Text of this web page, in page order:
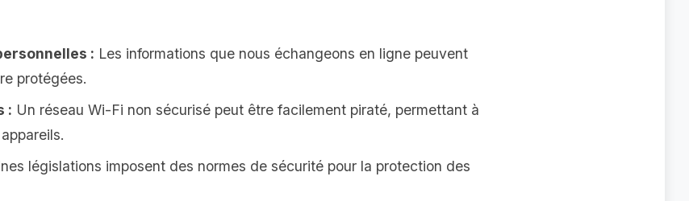
: Les informations que nous échangeons en ligne peuvent
protégées.
: Un réseau Wi-Fi non sécurisé peut être facilement piraté, permettant à
législations imposent des normes de sécurité pour la protection des